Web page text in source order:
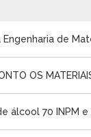
Engenharia de
OS
álcool 70 INPM